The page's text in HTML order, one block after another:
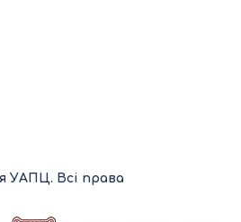
УАПЦ. Всі права